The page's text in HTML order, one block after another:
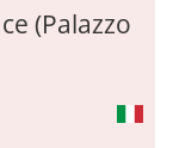
(Palazzo